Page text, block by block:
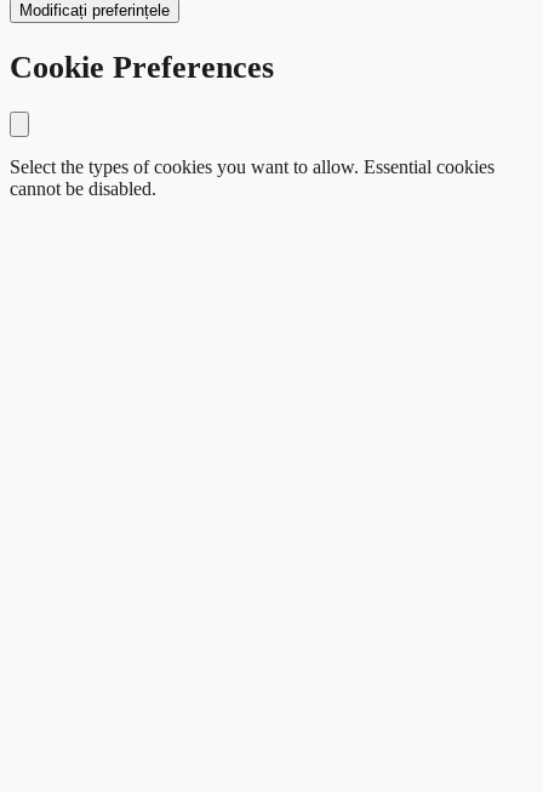
Modificați preferințele
Cookie Preferences
Select the types of cookies you want to allow. Essential cookies
cannot be disabled.